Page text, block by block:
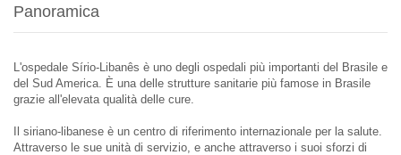
Panoramica
L'ospedale Sírio-Libanês è uno degli ospedali più importanti del Brasile e
del Sud America. È una delle strutture sanitarie più famose in Brasile
grazie all'elevata qualità delle cure.
Il siriano-libanese è un centro di riferimento internazionale per la salute.
Attraverso le sue unità di servizio, e anche attraverso i suoi sforzi di